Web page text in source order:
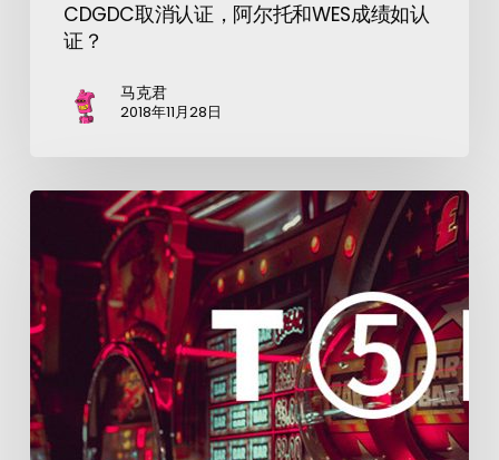
CDGDC取消认证，阿尔托和WES成绩如认
证？
马克君
2018年11月28日